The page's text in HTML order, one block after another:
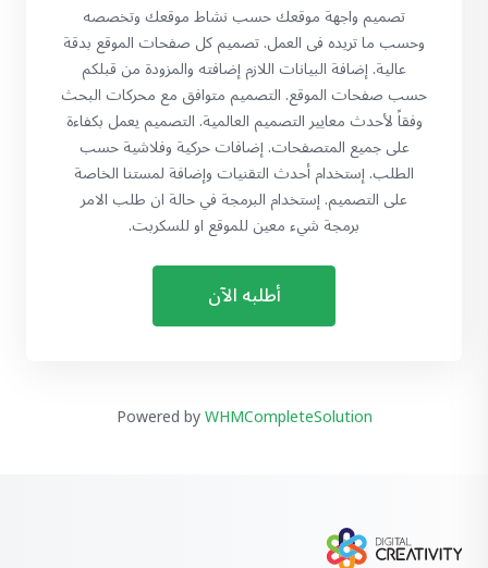
تصميم واجهة موقعك حسب نشاط موقعك وتخصصه
وحسب ما تريده فى العمل. تصميم كل صفحات الموقع بدقة
عالية. إضافة البيانات اللازم إضافته والمزودة من قبلكم
حسب صفحات الموقع. التصميم متوافق مع محركات البحث
وفقاً لأحدث معايير التصميم العالمية. التصميم يعمل بكفاءة
على جميع المتصفحات. إضافات حركية وفلاشية حسب
الطلب. إستخدام أحدث التقنيات وإضافة لمستنا الخاصة
على التصميم. إستخدام البرمجة في حالة ان طلب الامر
برمجة شيء معين للموقع او للسكربت.
أطلبه الآن
Powered byWHMCompleteSolution